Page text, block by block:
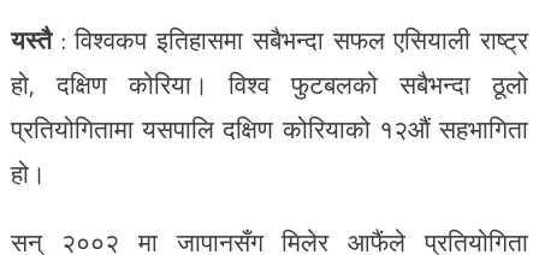
यस्तै: विश्वकप इतिहासमा सबैभन्दा सफल एसियाली राष्ट्र
हो, दक्षिण कोरिया। विश्व फुटबलको सबैभन्दा ठूलो
प्रतियोगितामा यसपालि दक्षिण कोरियाको १२औं सहभागिता
हो।
सन् २००२ मा जापानसँग मिलेर आफैंले प्रतियोगिता